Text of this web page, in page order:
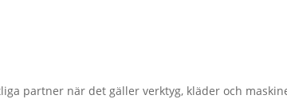
partner när det gäller verktyg, kläder och